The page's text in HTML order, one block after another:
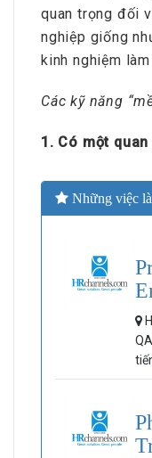
quan trọng đối
nghiệp giống
kinh nghiệm
Các kỹ năng
1. Có một
Những việc